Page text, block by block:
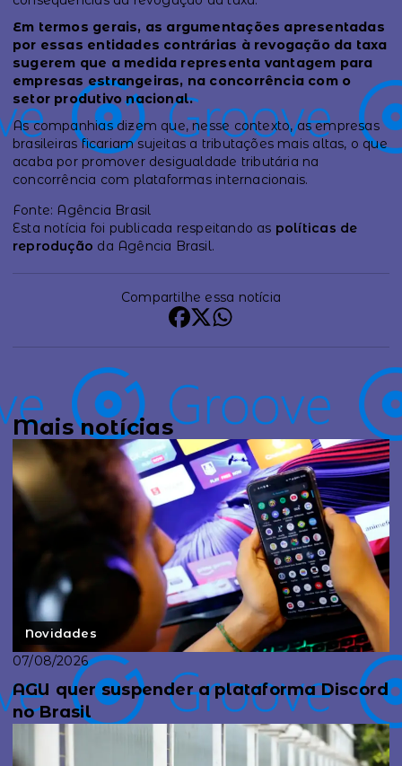
Em termos gerais, as argumentações apresentadas
por essas entidades contrárias à revogação da taxa
sugerem que a medida representa vantagem para
empresas estrangeiras, na concorrência com o
setor produtivo nacional.
As companhias dizem que, nesse contexto, as empresas
brasileiras ficariam sujeitas a tributações mais altas, o que
acaba por promover desigualdade tributária na
concorrência com plataformas internacionais.
Fonte: Agência Brasil
Esta notícia foi publicada respeitando as políticas de
reprodução da Agência Brasil.
Compartilhe essa notícia
Mais notícias
Novidades
07/08/2026
AGU quer suspender a plataforma Discord
no Brasil